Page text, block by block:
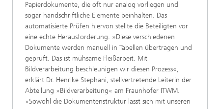
Papierdokumente, die oft nur analog vorliegen und
sogar handschriftliche Elemente beinhalten. Das
automatisierte Prüfen hiervon stellte die Beteiligten vor
eine echte Herausforderung. »Diese verschiedenen
Dokumente werden manuell in Tabellen übertragen und
geprüft. Das ist mühsame Fleißarbeit. Mit
Bildverarbeitung beschleunigen wir diesen Prozess«,
erklärt Dr. Henrike Stephani, stellvertretende Leiterin der
Abteilung »Bildverarbeitung« am Fraunhofer ITWM.
»Sowohl die Dokumentenstruktur lässt sich mit unseren